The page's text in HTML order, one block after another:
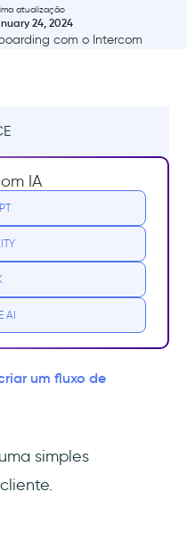
atualização
24, 2024
de um bom
add-ons necessários
justifica seu
com o
IA
AI
um fluxo de
simples